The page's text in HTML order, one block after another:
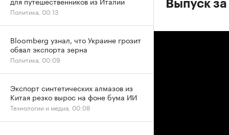
Выпуск
Политика, 00:13
Bloomberg узнал, что Украине грозит
обвал экспорта зерна
Политика, 00:09
Экспорт синтетических алмазов из
Китая резко вырос на фоне бума ИИ
Технологии и медиа, 00:08